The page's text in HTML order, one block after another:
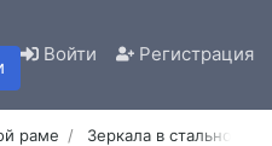
Войти Регистрация
раме Зеркала в стальной